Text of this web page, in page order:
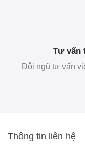
Tư vấn
Đội ngũ tư vấn
Thông tin liên hệ